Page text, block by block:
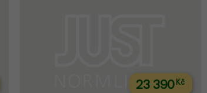
23 390Kč